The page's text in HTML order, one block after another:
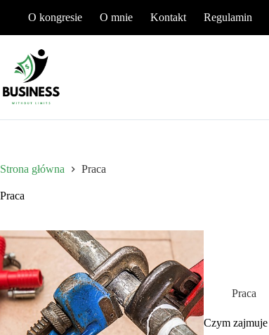
O kongresie O mnie Kontakt Regulamin
Strona główna Praca
Praca
Praca
Czym